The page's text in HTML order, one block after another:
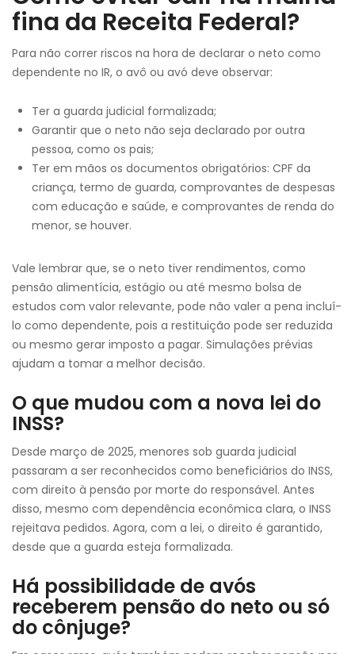
fina da Receita Federal?
Para não correr riscos na hora de declarar o neto como
dependente no IR, o avô ou avó deve observar:
Ter a guarda judicial formalizada;
Garantir que o neto não seja declarado por outra
pessoa, como os pais;
Ter em mãos os documentos obrigatórios: CPF da
criança, termo de guarda, comprovantes de despesas
com educação e saúde, e comprovantes de renda do
menor, se houver.
Vale lembrar que, se o neto tiver rendimentos, como
pensão alimentícia, estágio ou até mesmo bolsa de
estudos com valor relevante, pode não valer a pena incluí-
lo como dependente, pois a restituição pode ser reduzida
ou mesmo gerar imposto a pagar. Simulações prévias
ajudam a tomar a melhor decisão.
O que mudou com a nova lei do
INSS?
Desde março de 2025, menores sob guarda judicial
passaram a ser reconhecidos como beneficiários do INSS,
com direito à pensão por morte do responsável. Antes
disso, mesmo com dependência econômica clara, o INSS
rejeitava pedidos. Agora, com a lei, o direito é garantido,
desde que a guarda esteja formalizada.
Há possibilidade de avós
receberem pensão do neto ou só
do cônjuge?